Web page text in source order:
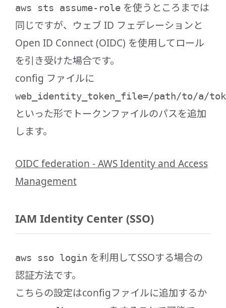
aws sts assume-roleを使うところまでは
同じですが、ウェブ ID フェデレーションと
Open ID Connect (OIDC) を使用してロール
を引き受けた場合です。
config ファイルに
web_identity_token_file=/path/to/a/
といった形でトークンファイルのパスを追加
します。
OIDC federation - AWS Identity and Access
Management
IAM Identity Center (SSO)
aws sso login を利用してSSOする場合の
認証方法です。
こちらの設定はconfigファイルに追加するか